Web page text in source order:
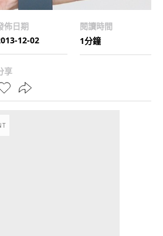
佈日期
12-02
閱讀時間
1分鐘
享